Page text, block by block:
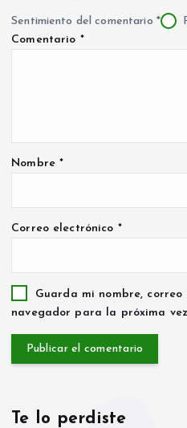
Sentimiento del comentario *
Comentario *
Nombre*
Correo electrónico *
Guarda mi nombre,
navegador para la próxima
Te lo perdiste